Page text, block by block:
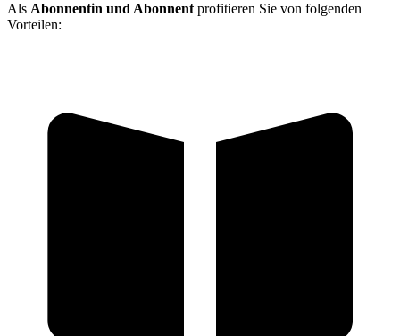
Als Abonnentin und Abonnentprofitieren Sie von folgenden
Vorteilen: